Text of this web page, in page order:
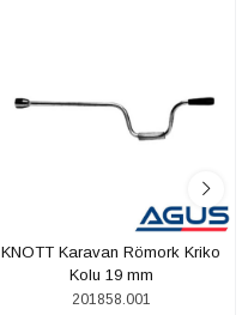
KNOTT Karavan Römork Kriko
Kolu 19 mm
201858.001